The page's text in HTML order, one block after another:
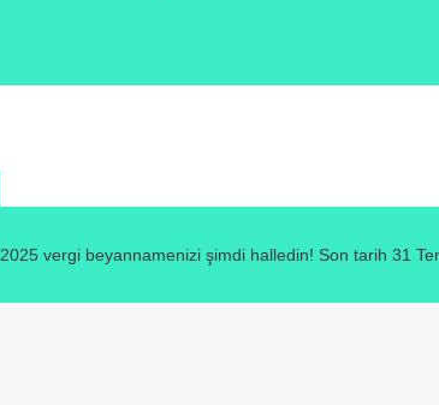
2025 vergi beyannamenizi şimdi halledin! Son tarih 31